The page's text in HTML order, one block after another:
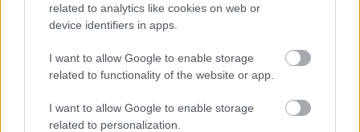
related to analytics like cookies on web or
device identifiers in apps.
I want to allow Google to enable storage
related to functionality of the website or app.
I want to allow Google to enable storage
related to personalization.
TESTS. Tikai cilvēki ar
iegūt 80% šajā lauku
gudrību testā
punkts – tās
būvniecība tiek